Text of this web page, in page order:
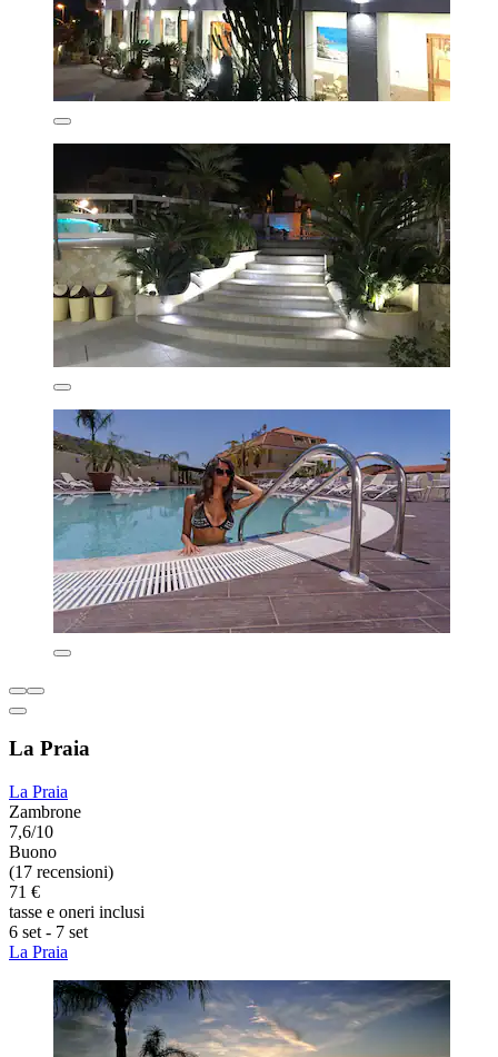
La Praia
La Praia
Zambrone
7,6/10
Buono
(17 recensioni)
71 €
tasse e oneri inclusi
6 set - 7 set
La Praia